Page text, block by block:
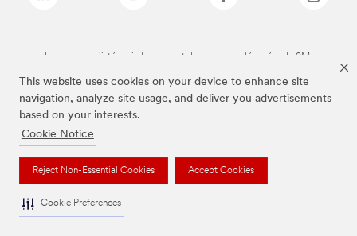
This website uses cookies on your device to enhance site
navigation, analyze site usage, and deliver you advertisements
based on your interests.
Cookie Notice
Reject Non-Essential Cookies Accept Cookies
Cookie Preferences
Les marques listées ci-dessus sont des marques déposées de 3M.